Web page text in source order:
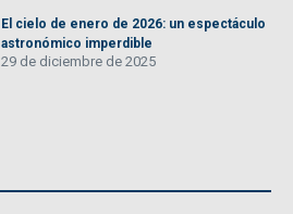
El cielo de enero de 2026: un espectáculo
astronómico imperdible
29 de diciembre de 2025